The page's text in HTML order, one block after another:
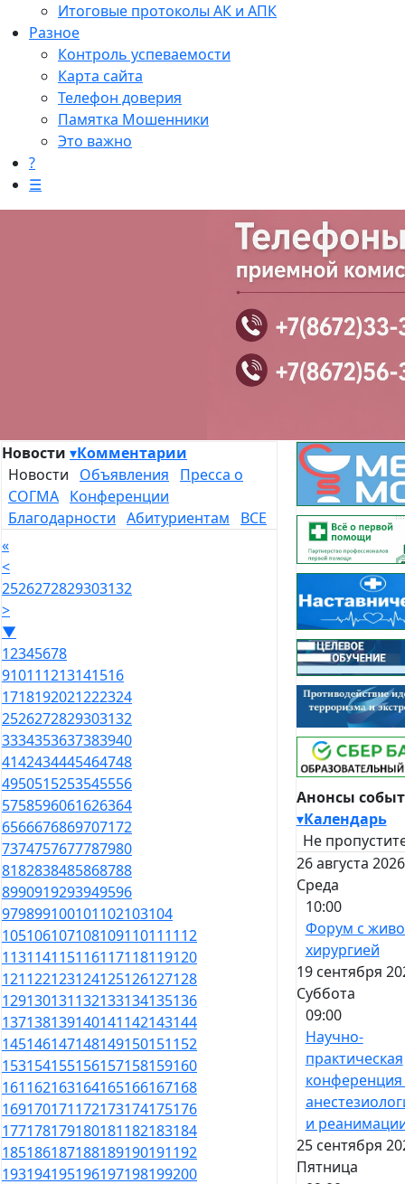
Итоговые протоколы АК и АПК
Разное
Контроль успеваемости
Карта сайта
Телефон доверия
Памятка Мошенники
Это важно
?
☰
Новости ▾Комментарии
Новости Объявления
Пресса о
СОГМА Конференции
Благодарности Абитуриентам
ВСЕ
«
<
2526272829303132
>
▼
12345678
910111213141516
1718192021222324
2526272829303132
3334353637383940
4142434445464748
4950515253545556
5758596061626364
6566676869707172
7374757677787980
8182838485868788
8990919293949596
979899100101102103104
105106107108109110111112
113114115116117118119120
121122123124125126127128
129130131132133134135136
137138139140141142143144
145146147148149150151152
153154155156157158159160
161162163164165166167168
169170171172173174175176
177178179180181182183184
185186187188189190191192
193194195196197198199200
Анонсы
▾Календарь
Не
26 августа
Среда
10:00
Форум с
хирургией
19 сентября
Суббота
09:00
Научно-
практическая
и
25 сентября
Пятница